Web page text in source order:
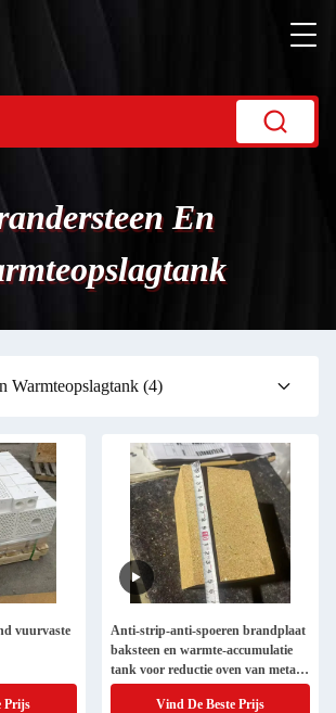
En
Warmteopslagtank (4)
vuurvaste
Prijs
Anti-strip-anti-spoeren brandplaat
baksteen en warmte-accumulatie
tank voor reductie oven van metaal
magnesium
Vind De Beste Prijs